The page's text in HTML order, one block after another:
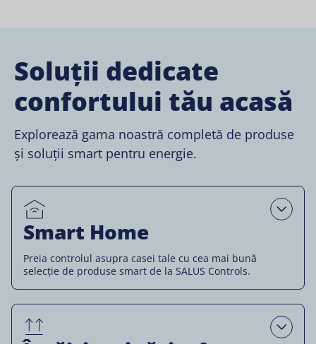
Soluții dedicate
confortului tău acasă
Explorează gama noastră completă de produse
și soluții smart pentru energie.
Smart Home
Preia controlul asupra casei tale cu cea mai bună
selecție de produse smart de la SALUS Controls.
Open
Open